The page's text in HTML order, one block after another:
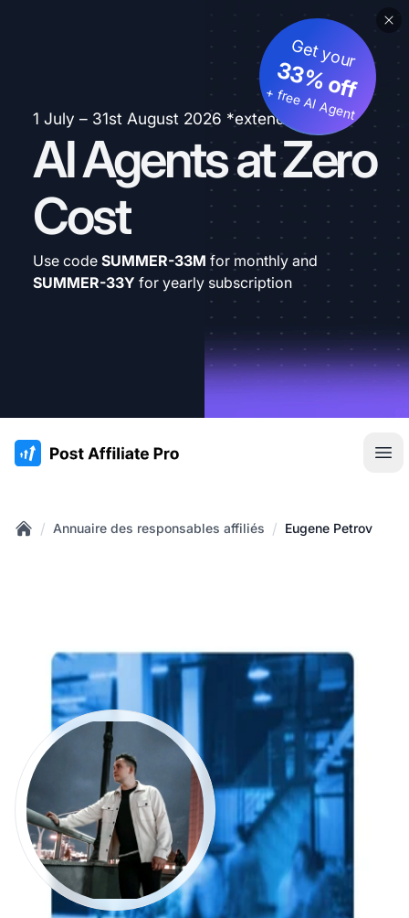
1 July – 31st August 2026 *extended
AI Agents at Zero
Cost
Get your
33% off
+ free AI Agent
Use code SUMMER-33M for monthly and
SUMMER-33Y for yearly subscription
:site.title
/ Annuaire des responsables affiliés / Eugene Petrov